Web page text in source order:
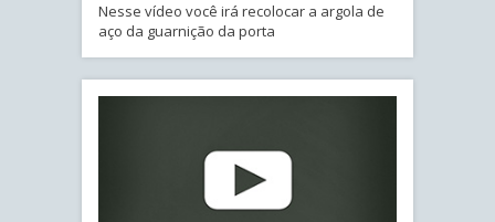
Nesse vídeo você irá recolocar a argola de
aço da guarnição da porta